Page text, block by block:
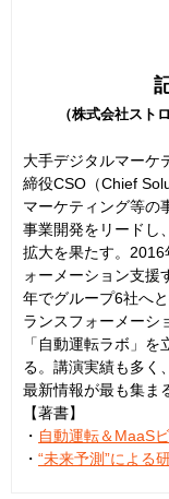
（株式会社スト
大手デジタルマーケ
締役CSO（Chief
マーケティング等の
事業開発をリードし
拡大を果たす。
ォーメーション支援
年でグループ6社へ
ランスフォーメーシ
「自動運転ラボ」
る。講演実績も多く
最新情報が最も集ま
【著書】
・ 自動運転＆MaaS
・ “未来予測”による